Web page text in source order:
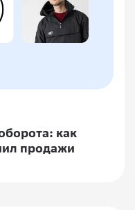
как
продажи